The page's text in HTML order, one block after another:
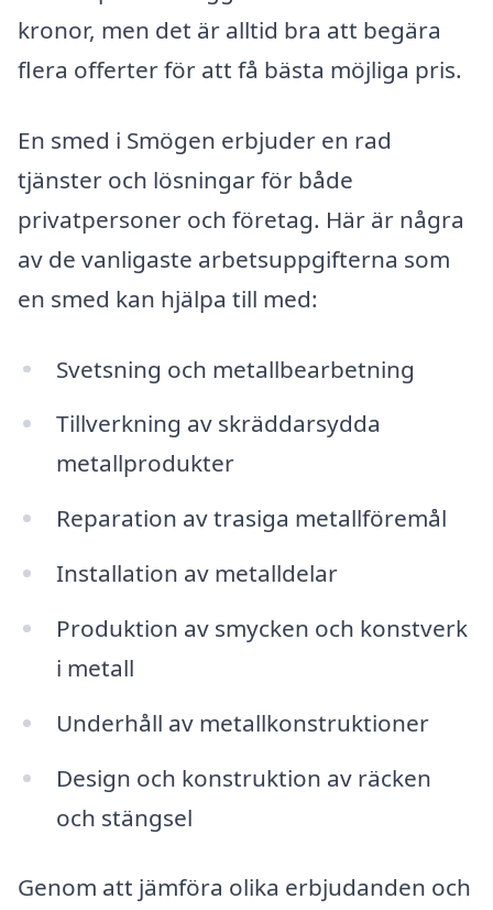
kronor, men det är alltid bra att begära
flera offerter för att få bästa möjliga pris.
En smed i Smögen erbjuder en rad
tjänster och lösningar för både
privatpersoner och företag. Här är några
av de vanligaste arbetsuppgifterna som
en smed kan hjälpa till med:
Svetsning och metallbearbetning
Tillverkning av skräddarsydda
metallprodukter
Reparation av trasiga metallföremål
Installation av metalldelar
Produktion av smycken och konstverk
i metall
Underhåll av metallkonstruktioner
Design och konstruktion av räcken
och stängsel
Genom att jämföra olika erbjudanden och